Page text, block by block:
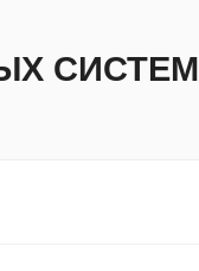
СИСТЕМ